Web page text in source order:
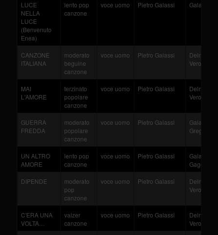
LUCE
NELLA
LUCE
(Benvenuto
Enea)
lento pop
canzone
voce uomo Pietro Galassi Galassi
CANZONE
ITALIANA
moderato
beguine
canzone
voce uomo Pietro Galassi
Delnevo -
Veroni
MAI
L'AMORE
terzinato
popolare
canzone
voce uomo Pietro Galassi
Delnevo -
Veroni
GUERRA
FREDDA
moderato
popolare
canzone
voce uomo Pietro Galassi
Galassi -
Gregorio
UN ALTRO
AMORE
lento pop
canzone
voce uomo Pietro Galassi
Galassi -
Gaggioli
DIPENDE
moderato
pop
canzone
voce uomo Pietro Galassi
Delnevo -
Veroni
C'ERA UNA
VOLTA…
valzer
canzone
voce uomo Pietro Galassi
Delnevo -
Veroni